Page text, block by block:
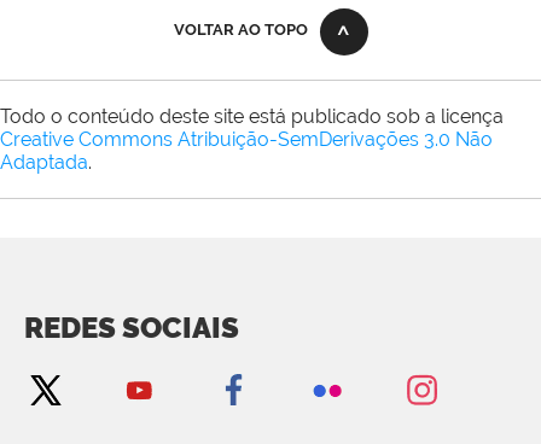
VOLTAR AO TOPO
Todo o conteúdo deste site está publicado sob a licença
Creative Commons Atribuição-SemDerivações 3.0 Não
Adaptada.
REDES SOCIAIS